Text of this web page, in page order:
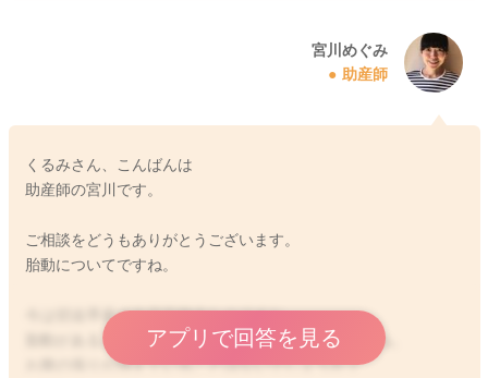
宮川めぐみ
助産師
くるみさん、こんばんは
助産師の宮川です。
ご相談をどうもありがとうございます。
胎動についてですね。
今は切迫早産で自宅安静中なのですね。
胎動があると膣のあたりに少し痛みを感じるのですね。
お腹の張りが増えていることはないでしょうか？
アプリで回答を見る